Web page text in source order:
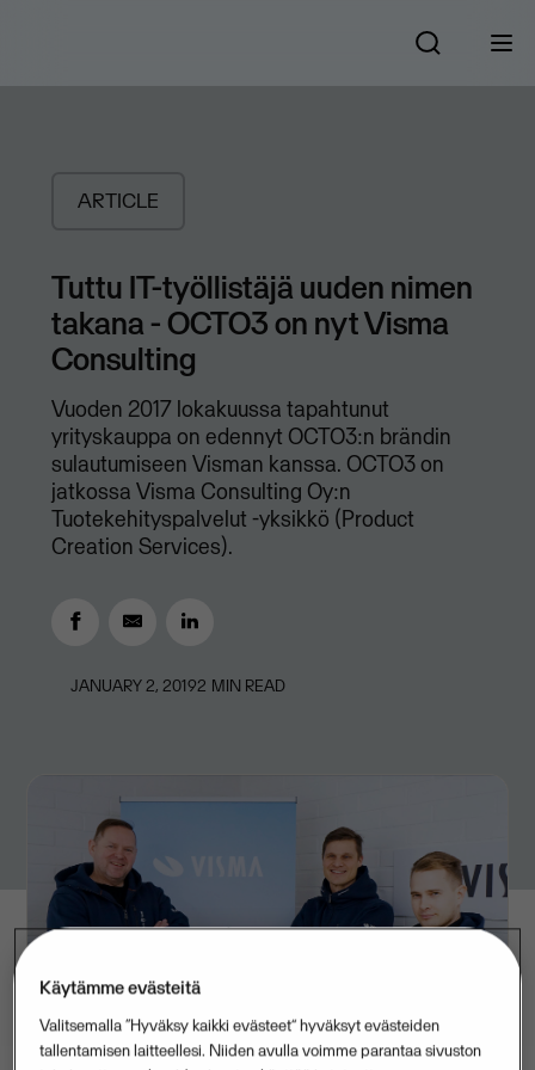
ARTICLE
Tuttu IT-työllistäjä uuden nimen
takana - OCTO3 on nyt Visma
Consulting
Vuoden 2017 lokakuussa tapahtunut
yrityskauppa on edennyt OCTO3:n brändin
sulautumiseen Visman kanssa. OCTO3 on
jatkossa Visma Consulting Oy:n
Tuotekehityspalvelut -yksikkö (Product
Creation Services).
JANUARY 2, 20192 MIN READ
Käytämme evästeitä
Valitsemalla “Hyväksy kaikki evästeet” hyväksyt evästeiden
tallentamisen laitteellesi. Niiden avulla voimme parantaa sivuston